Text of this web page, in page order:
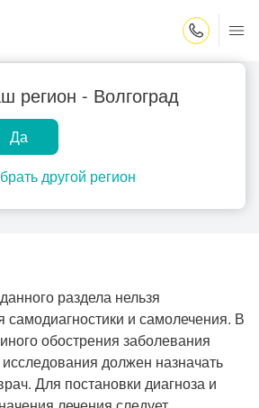
регион - Волгоград
Да
другой регион
Центр помощи
на дому
беременности
раздела нельзя
самодиагностики и самолечения. В
обострения заболевания
исследования должен назначать
Для постановки диагноза и